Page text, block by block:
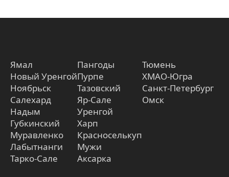
Ямал
Новый Уренгой
Ноябрьск
Салехард
Надым
Губкинский
Муравленко
Лабытнанги
Тарко-Сале
Пангоды
Пурпе
Тазовский
Яр-Сале
Уренгой
Харп
Красноселькуп
Мужи
Аксарка
Тюмень
ХМАО-Югра
Санкт-Петербург
Омск